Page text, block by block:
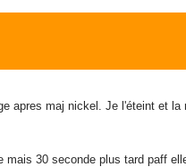
apres maj nickel. Je l'éteint et
30 seconde plus tard paff